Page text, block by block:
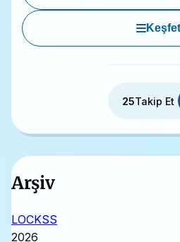
Keşfet
25Takip Et
Arşiv
LOCKSS
2026